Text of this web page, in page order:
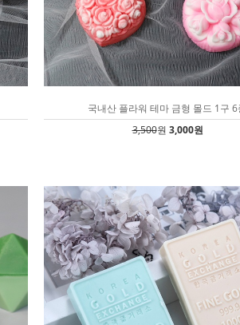
국내산 플라워 테마 금형 몰드 1구 6
3,500원 3,000원